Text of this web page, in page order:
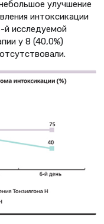
улучшение
интоксикации
й исследуемой
у 8 (40,0%)